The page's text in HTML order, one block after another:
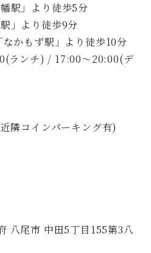
駅」より徒歩5分
」より徒歩9分
かもず駅」より徒歩10分
ランチ) / 17:00～20:00(デ
隣コインパーキング有)
八尾市 中田5丁目155第3八